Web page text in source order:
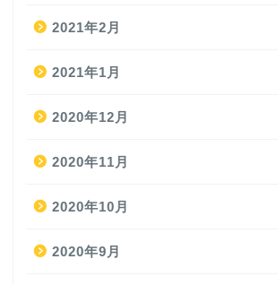
2021年2月
2021年1月
2020年12月
2020年11月
2020年10月
2020年9月